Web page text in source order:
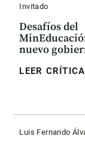
Invitado
Desafíos del
nuevo
LEER CRÍTICA
Luis Fernando